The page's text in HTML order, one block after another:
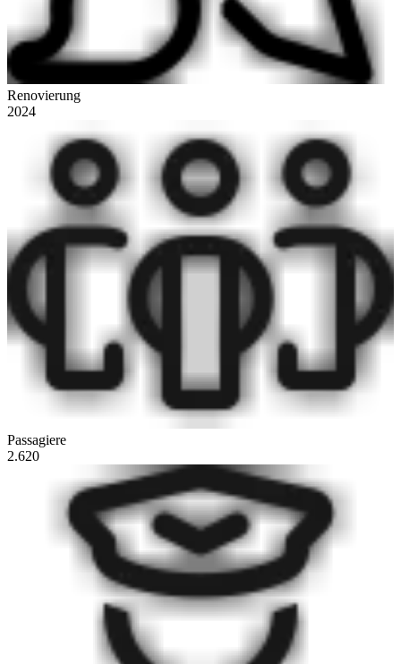
Renovierung
2024
Passagiere
2.620